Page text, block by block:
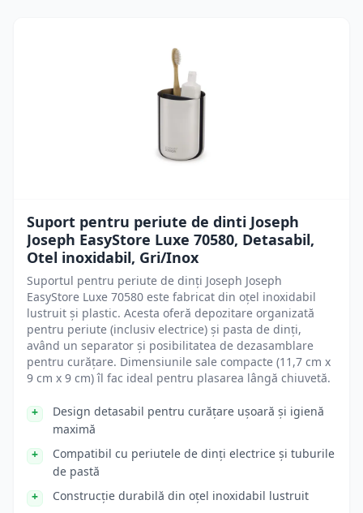
Suport pentru periute de dinti Joseph
Joseph EasyStore Luxe 70580, Detasabil,
Otel inoxidabil, Gri/Inox
Suportul pentru periute de dinți Joseph Joseph
EasyStore Luxe 70580 este fabricat din oțel inoxidabil
lustruit și plastic. Acesta oferă depozitare organizată
pentru periute (inclusiv electrice) și pasta de dinți,
având un separator și posibilitatea de dezasamblare
pentru curățare. Dimensiunile sale compacte (11,7 cm x
9 cm x 9 cm) îl fac ideal pentru plasarea lângă chiuvetă.
Design detasabil pentru curățare ușoară și igienă
maximă
Compatibil cu periutele de dinți electrice și tuburile
de pastă
Construcție durabilă din oțel inoxidabil lustruit